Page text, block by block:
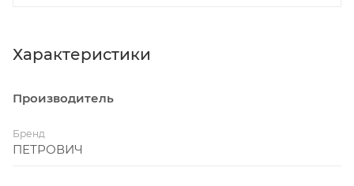
Характеристики
Производитель
Бренд
ПЕТРОВИЧ